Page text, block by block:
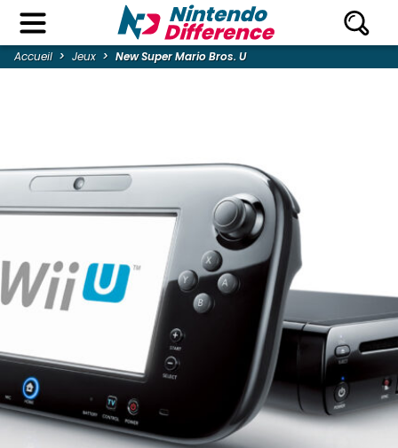
Accueil Jeux New Super Mario Bros. U